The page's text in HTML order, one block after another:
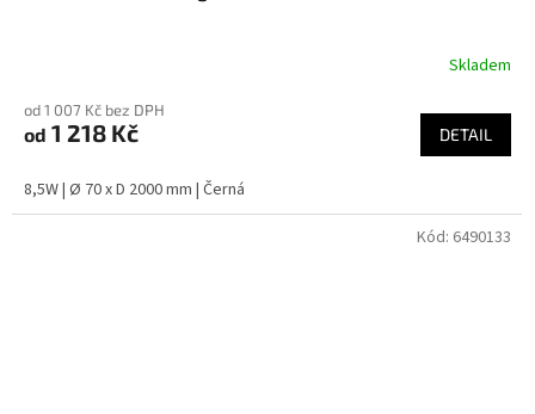
Skladem
od 1 007 Kč bez DPH
od 1 218 Kč DETAIL
8,5W | Ø 70 x D 2000 mm | Černá
Kód: 6490133